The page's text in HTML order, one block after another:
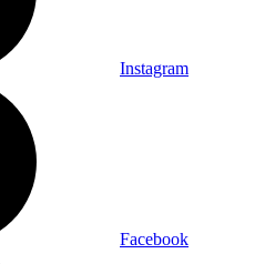
Instagram
Facebook